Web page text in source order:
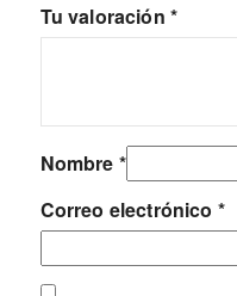
Tu valoración *
Nombre *
Correo electrónico *